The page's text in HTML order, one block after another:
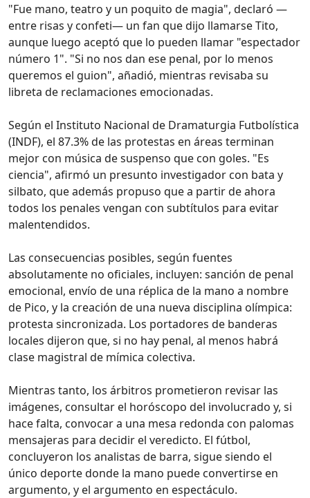
"Fue mano, teatro y un poquito de magia", declaró —
entre risas y confeti— un fan que dijo llamarse Tito,
aunque luego aceptó que lo pueden llamar "espectador
número 1". "Si no nos dan ese penal, por lo menos
queremos el guion", añadió, mientras revisaba su
libreta de reclamaciones emocionadas.
Según el Instituto Nacional de Dramaturgia Futbolística
(INDF), el 87.3% de las protestas en áreas terminan
mejor con música de suspenso que con goles. "Es
ciencia", afirmó un presunto investigador con bata y
silbato, que además propuso que a partir de ahora
todos los penales vengan con subtítulos para evitar
malentendidos.
Las consecuencias posibles, según fuentes
absolutamente no oficiales, incluyen: sanción de penal
emocional, envío de una réplica de la mano a nombre
de Pico, y la creación de una nueva disciplina olímpica:
protesta sincronizada. Los portadores de banderas
locales dijeron que, si no hay penal, al menos habrá
clase magistral de mímica colectiva.
Mientras tanto, los árbitros prometieron revisar las
imágenes, consultar el horóscopo del involucrado y, si
hace falta, convocar a una mesa redonda con palomas
mensajeras para decidir el veredicto. El fútbol,
concluyeron los analistas de barra, sigue siendo el
único deporte donde la mano puede convertirse en
argumento, y el argumento en espectáculo.